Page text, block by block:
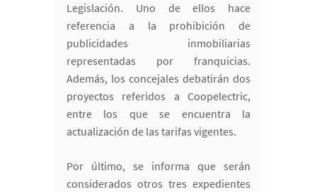
Legislación. Uno de ellos hace
referencia a la prohibición de
publicidades inmobiliarias
representadas por franquicias.
Además, los concejales debatirán dos
proyectos referidos a Coopelectric,
entre los que se encuentra la
actualización de las tarifas vigentes.
Por último, se informa que serán
considerados otros tres expedientes